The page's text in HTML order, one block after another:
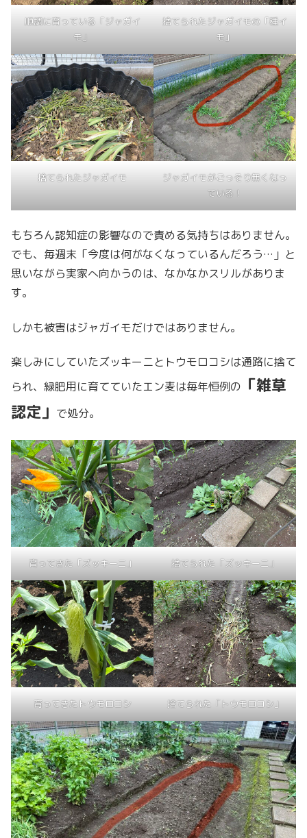
順調に育っている「ジャガイ
モ」
捨てられたジャガイモの「種イ
モ」
捨てられたジャガイモ
ジャガイモがごっそり無くなっ
ている！
もちろん認知症の影響なので責める気持ちはありません。
でも、毎週末「今度は何がなくなっているんだろう…」と
思いながら実家へ向かうのは、なかなかスリルがありま
す。
しかも被害はジャガイモだけではありません。
楽しみにしていたズッキーニとトウモロコシは通路に捨て
られ、緑肥用に育てていたエン麦は毎年恒例の 「雑草
認定」 で処分。
育ってきた「ズッキーニ」 捨てられた「ズッキーニ」
育ってきたトウモロコシ 捨てられた「トウモロコシ」